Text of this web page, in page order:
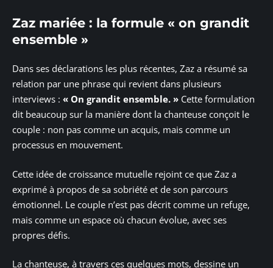
Zaz mariée : la formule « on grandit
ensemble »
Dans ses déclarations les plus récentes, Zaz a résumé sa
relation par une phrase qui revient dans plusieurs
interviews : « On grandit ensemble. » Cette formulation
dit beaucoup sur la manière dont la chanteuse conçoit le
couple : non pas comme un acquis, mais comme un
processus en mouvement.
Cette idée de croissance mutuelle rejoint ce que Zaz a
exprimé à propos de sa sobriété et de son parcours
émotionnel. Le couple n’est pas décrit comme un refuge,
mais comme un espace où chacun évolue, avec ses
propres défis.
La chanteuse, à travers ces quelques mots, dessine un